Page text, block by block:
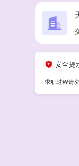
安全提
求职过程请